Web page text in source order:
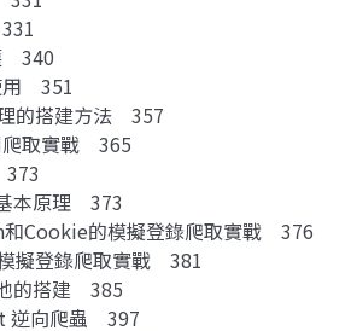
340
用 351
的搭建方法 357
取實戰 365
本原理 373
Cookie的模擬登錄爬取實戰 376
擬登錄爬取實戰 381
的搭建 385
逆向爬蟲 397